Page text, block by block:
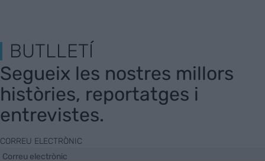
BUTLLETÍ
Segueix les nostres millors
històries, reportatges i
entrevistes.
CORREU ELECTRÒNIC